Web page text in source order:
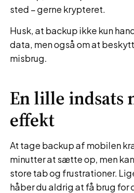
sted – gerne krypteret.
Husk, at backup ikke kun
data, men også om at
misbrug.
En lille indsats
effekt
At tage backup af mobilen
minutter at sætte op, men
store tab og frustrationer.
håber du aldrig at få brug for